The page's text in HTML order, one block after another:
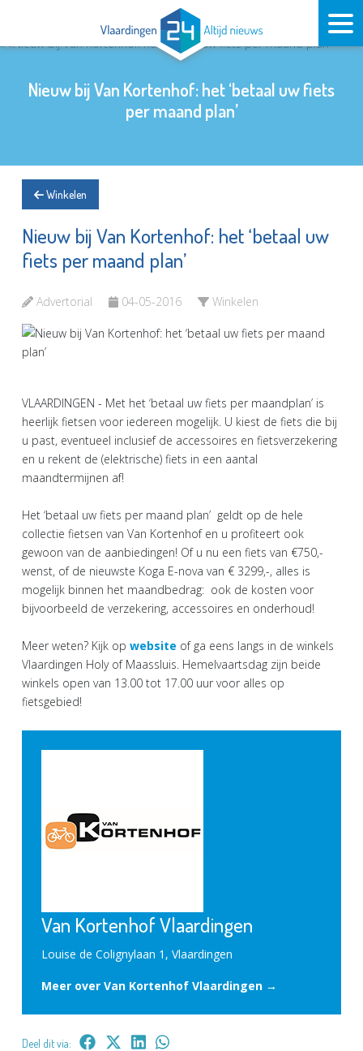
Nieuw bij Van Kortenhof: het ‘betaal uw fiets
per maand plan’
Winkelen
Nieuw bij Van Kortenhof: het ‘betaal uw
fiets per maand plan’
Advertorial 04-05-2016 Winkelen
VLAARDINGEN - Met het ‘betaal uw fiets per maandplan’ is
heerlijk fietsen voor iedereen mogelijk. U kiest de fiets die bij
u past, eventueel inclusief de accessoires en fietsverzekering
en u rekent de (elektrische) fiets in een aantal
maandtermijnen af!
Het ‘betaal uw fiets per maand plan’ geldt op de hele
collectie fietsen van Van Kortenhof en u profiteert ook
gewoon van de aanbiedingen! Of u nu een fiets van €750,-
wenst, of de nieuwste Koga E-nova van € 3299,-, alles is
mogelijk binnen het maandbedrag: ook de kosten voor
bijvoorbeeld de verzekering, accessoires en onderhoud!
Meer weten? Kijk op website of ga eens langs in de winkels
Vlaardingen Holy of Maassluis. Hemelvaartsdag zijn beide
winkels open van 13.00 tot 17.00 uur voor alles op
fietsgebied!
Van Kortenhof Vlaardingen
Louise de Colignylaan 1, Vlaardingen
Meer over Van Kortenhof Vlaardingen →
Deel dit via: